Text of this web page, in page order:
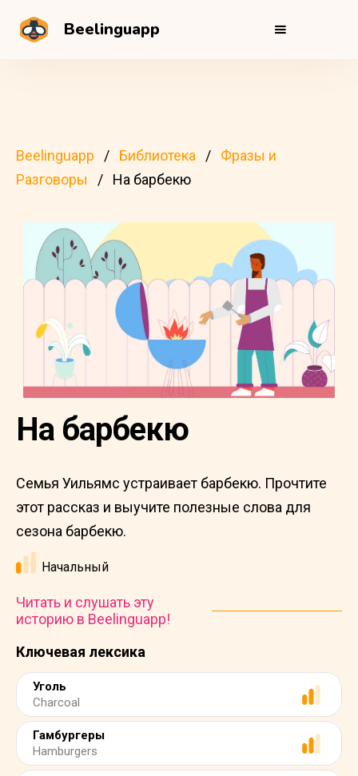
Beelinguapp
Beelinguapp Библиотека
Фразы и
Разговоры
На барбекю
Ключевая лексика
Уголь
Charcoal
Гамбургеры
Hamburgers
На барбекю
Семья Уильямс устраивает барбекю. Прочтите
этот рассказ и выучите полезные слова для
сезона барбекю.
Начальный
Читать и слушать эту
историю в Beelinguapp!